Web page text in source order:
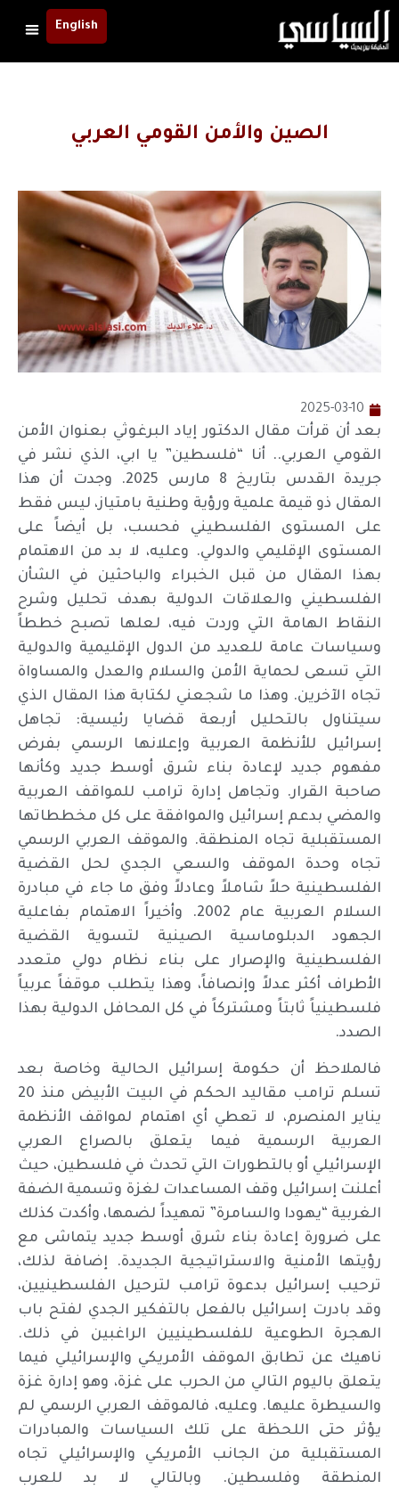
English
الصين والأمن القومي العربي
2025-03-10
بعد أن قرأت مقال الدكتور إياد البرغوثي بعنوان الأمن
القومي العربي.. أنا “فلسطين” يا ابي، الذي نشر في
جريدة القدس بتاريخ 8 مارس 2025. وجدت أن هذا
المقال ذو قيمة علمية ورؤية وطنية بامتياز، ليس فقط
على المستوى الفلسطيني فحسب، بل أيضاً على
المستوى الإقليمي والدولي. وعليه، لا بد من الاهتمام
بهذا المقال من قبل الخبراء والباحثين في الشأن
الفلسطيني والعلاقات الدولية بهدف تحليل وشرح
النقاط الهامة التي وردت فيه، لعلها تصبح خططاً
وسياسات عامة للعديد من الدول الإقليمية والدولية
التي تسعى لحماية الأمن والسلام والعدل والمساواة
تجاه الآخرين. وهذا ما شجعني لكتابة هذا المقال الذي
سيتناول بالتحليل أربعة قضايا رئيسية: تجاهل
إسرائيل للأنظمة العربية وإعلانها الرسمي بفرض
مفهوم جديد لإعادة بناء شرق أوسط جديد وكأنها
صاحبة القرار. وتجاهل إدارة ترامب للمواقف العربية
والمضي بدعم إسرائيل والموافقة على كل مخططاتها
المستقبلية تجاه المنطقة. والموقف العربي الرسمي
تجاه وحدة الموقف والسعي الجدي لحل القضية
الفلسطينية حلاً شاملاً وعادلاً وفق ما جاء في مبادرة
السلام العربية عام 2002. وأخيراً الاهتمام بفاعلية
الجهود الدبلوماسية الصينية لتسوية القضية
الفلسطينية والإصرار على بناء نظام دولي متعدد
الأطراف أكثر عدلاً وإنصافاً، وهذا يتطلب موقفاً عربياً
فلسطينياً ثابتاً ومشتركاً في كل المحافل الدولية بهذا
الصدد.
فالملاحظ أن حكومة إسرائيل الحالية وخاصة بعد
تسلم ترامب مقاليد الحكم في البيت الأبيض منذ 20
يناير المنصرم، لا تعطي أي اهتمام لمواقف الأنظمة
العربية الرسمية فيما يتعلق بالصراع العربي
الإسرائيلي أو بالتطورات التي تحدث في فلسطين، حيث
أعلنت إسرائيل وقف المساعدات لغزة وتسمية الضفة
الغربية “يهودا والسامرة” تمهيداً لضمها، وأكدت كذلك
على ضرورة إعادة بناء شرق أوسط جديد يتماشى مع
رؤيتها الأمنية والاستراتيجية الجديدة. إضافة لذلك،
ترحيب إسرائيل بدعوة ترامب لترحيل الفلسطينيين،
وقد بادرت إسرائيل بالفعل بالتفكير الجدي لفتح باب
الهجرة الطوعية للفلسطينيين الراغبين في ذلك.
ناهيك عن تطابق الموقف الأمريكي والإسرائيلي فيما
يتعلق باليوم التالي من الحرب على غزة، وهو إدارة غزة
والسيطرة عليها. وعليه، فالموقف العربي الرسمي لم
يؤثر حتى اللحظة على تلك السياسات والمبادرات
المستقبلية من الجانب الأمريكي والإسرائيلي تجاه
المنطقة وفلسطين. وبالتالي لا بد للعرب